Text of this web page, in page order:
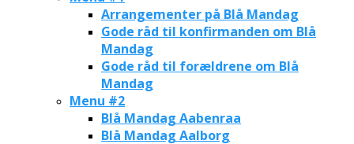
Arrangementer på Blå Mandag
Gode råd til konfirmanden om Blå
Mandag
Gode råd til forældrene om Blå
Mandag
Menu #2
Blå Mandag Aabenraa
Blå Mandag Aalborg